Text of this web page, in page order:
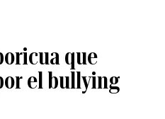
que
el bullying